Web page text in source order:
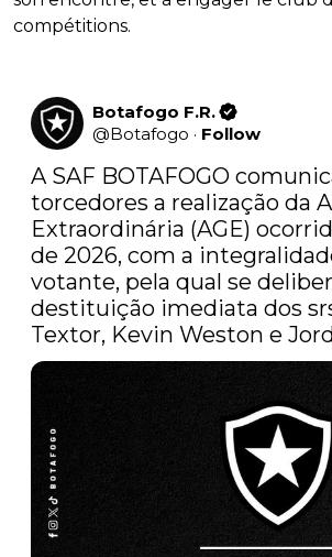
compétitions.
Botafogo F.R.
@Botafogo · Follow
A SAF BOTAFOGO
torcedores a realização da
Extraordinária (AGE)
de 2026, com a
votante, pela qual se
destituição imediata dos
Textor, Kevin Weston e